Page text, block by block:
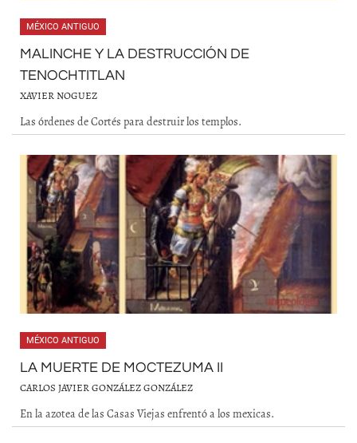
MÉXICO ANTIGUO
MALINCHE Y LA DESTRUCCIÓN DE
TENOCHTITLAN
XAVIER NOGUEZ
Las órdenes de Cortés para destruir los templos.
MÉXICO ANTIGUO
LA MUERTE DE MOCTEZUMA II
CARLOS JAVIER GONZÁLEZ GONZÁLEZ
En la azotea de las Casas Viejas enfrentó a los mexicas.